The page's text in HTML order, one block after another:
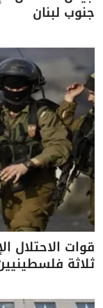
جنوب لبنان
قوات الاحتلال
ثلاثة